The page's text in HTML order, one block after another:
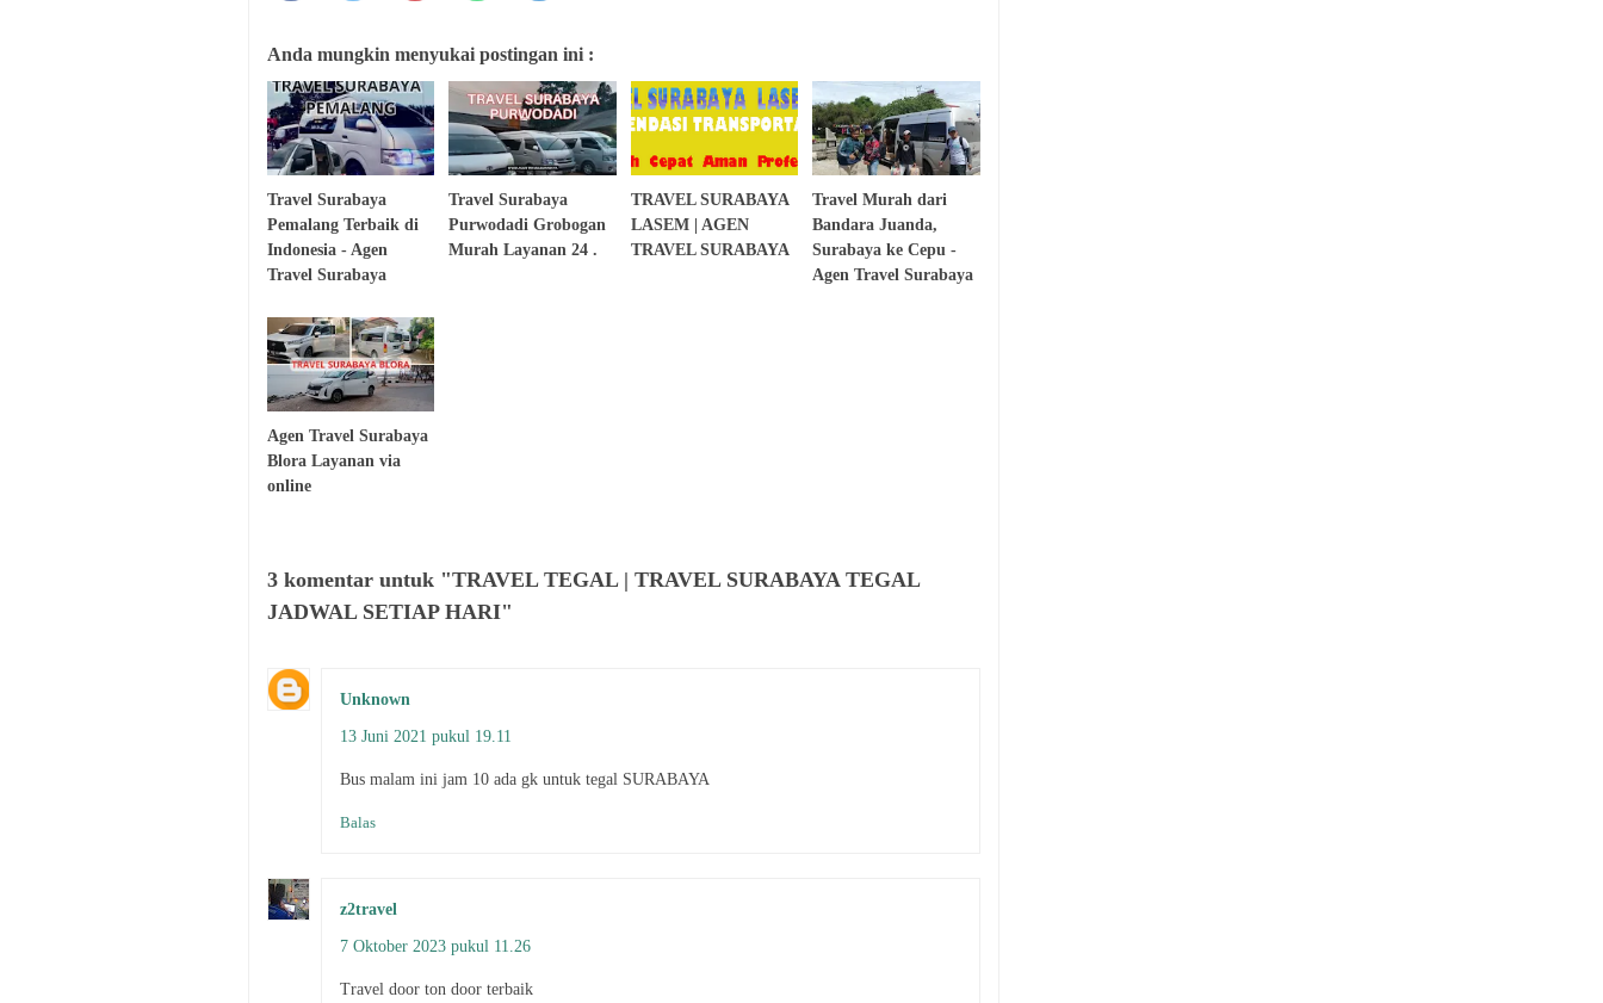
Anda mungkin menyukai postingan ini :
Travel Surabaya
Pemalang Terbaik di
Indonesia - Agen
Travel Surabaya
Travel Surabaya
Purwodadi Grobogan
Murah Layanan 24 .
TRAVEL SURABAYA
LASEM | AGEN
TRAVEL SURABAYA
Travel Murah dari
Bandara Juanda,
Surabaya ke Cepu -
Agen Travel Surabaya
Agen Travel Surabaya
Blora Layanan via
online
3 komentar untuk "TRAVEL TEGAL | TRAVEL SURABAYA TEGAL
JADWAL SETIAP HARI"
Unknown
13 Juni 2021 pukul 19.11
Bus malam ini jam 10 ada gk untuk tegal SURABAYA
Balas
z2travel
7 Oktober 2023 pukul 11.26
Travel door ton door terbaik